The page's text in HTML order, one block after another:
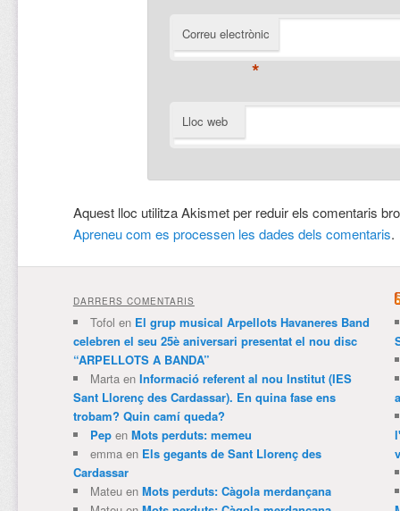
Correu electrònic
*
Lloc web
Aquest lloc utilitza Akismet per reduir els comentaris
Apreneu com es processen les dades dels comentaris.
DARRERS COMENTARIS
Tofol en El grup musical Arpellots Havaneres Band
celebren el seu 25è aniversari presentat el nou disc
“ARPELLOTS A BANDA”
Martaen Informació referent al nou Institut (IES
Sant Llorenç des Cardassar). En quina fase ens
trobam? Quin camí queda?
Pepen Mots perduts: memeu
emmaen Els gegants de Sant Llorenç des
Cardassar
Mateuen Mots perduts: Càgola merdançana